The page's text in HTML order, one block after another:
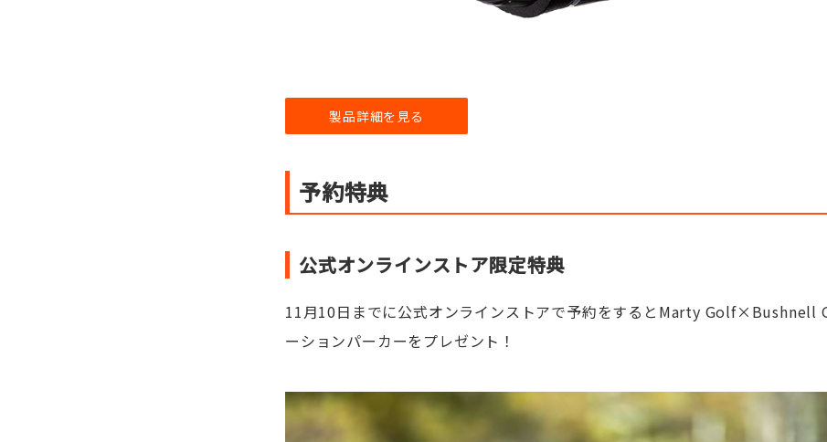
製品詳細を見る
予約特典
公式オンラインストア限定特典
11月10日までに公式オンラインストアで予約をするとMarty Golf×Bushnell
ーションパーカーをプレゼント！